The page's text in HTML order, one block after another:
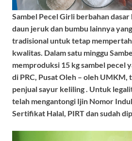
Sambel Pecel Girli berbahan dasar
daun jeruk dan bumbu lainnya
tradisional untuk tetap
kwalitas. Dalam satu minggu
memproduksi 15 kg sambel pecel
di PRC, Pusat Oleh – oleh UMKM,
penjual sayur keliling . Untuk
telah mengantongi Ijin Nomor
Sertifikat Halal, PIRT dan sudah